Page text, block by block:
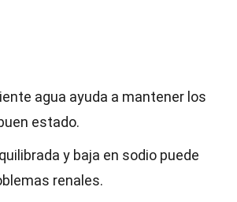
agua ayuda a mantener los
estado.
y baja en sodio puede
renales.